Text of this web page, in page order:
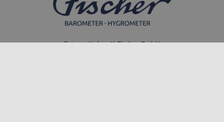
Feingerätebau K. Fischer GmbH